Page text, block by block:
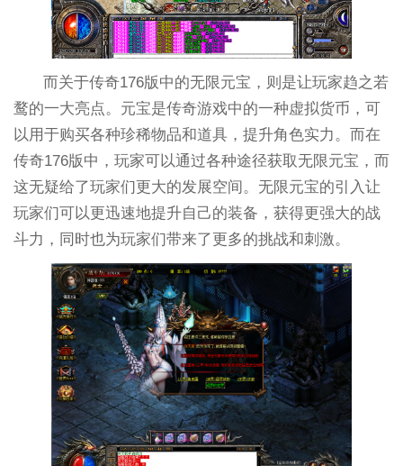
而关于传奇176版中的无限元宝，则是让玩家趋之若
鹜的一大亮点。元宝是传奇游戏中的一种虚拟货币，可
以用于购买各种珍稀物品和道具，提升角色实力。而在
传奇176版中，玩家可以通过各种途径获取无限元宝，而
这无疑给了玩家们更大的发展空间。无限元宝的引入让
玩家们可以更迅速地提升自己的装备，获得更强大的战
斗力，同时也为玩家们带来了更多的挑战和刺激。